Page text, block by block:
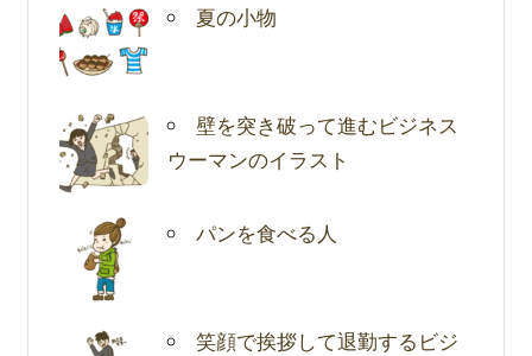
夏の小物
壁を突き破って進むビジネス
ウーマンのイラスト
パンを食べる人
笑顔で挨拶して退勤するビジ